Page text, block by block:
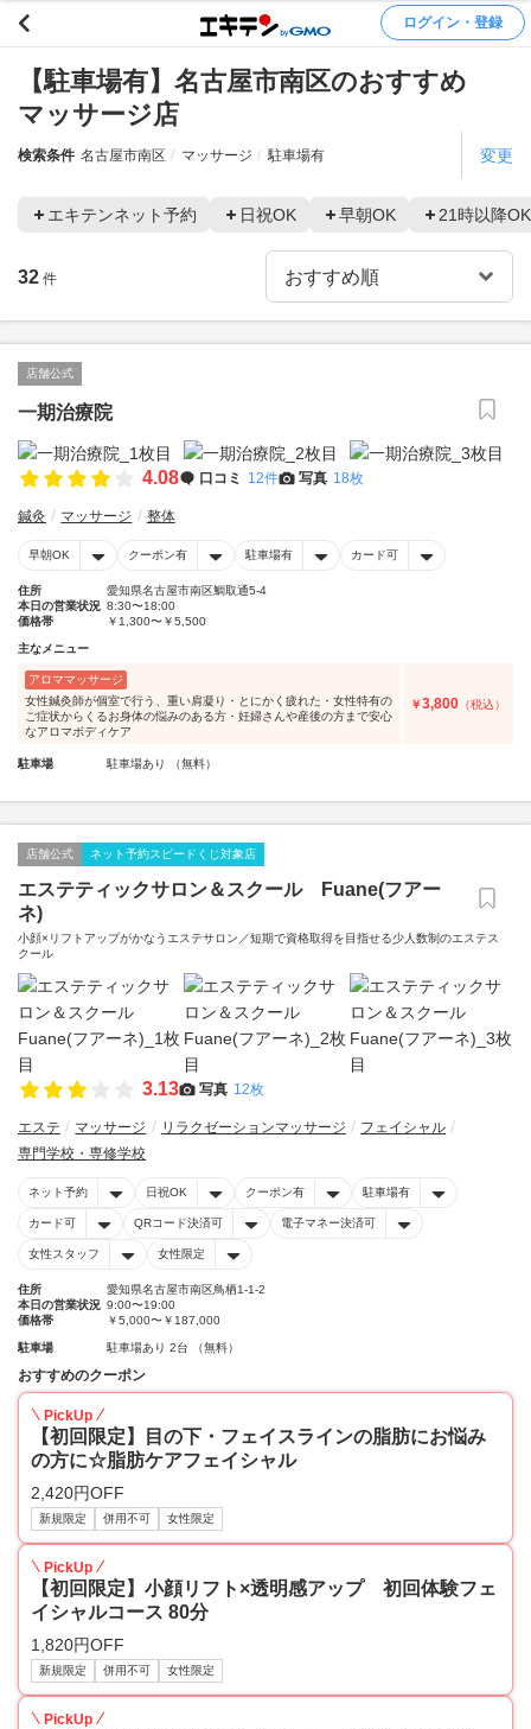
ログイン・登録
【駐車場有】名古屋市南区のおすすめ
マッサージ店
検索条件 名古屋市南区 マッサージ 駐車場有 変更
エキテンネット予約 日祝OK 早朝OK 21時以降OK
32 件
店舗公式
一期治療院
4.08 口コミ 12件 写真 18枚
鍼灸 マッサージ 整体
早朝OK クーポン有 駐車場有 カード可
住所
愛知県名古屋市南区鯛取通5-4
本日の営業状況 8:30〜18:00
価格帯
￥1,300〜￥5,500
主なメニュー
アロママッサージ
女性鍼灸師が個室で行う、重い肩凝り・とにかく疲れた・女性特有の
ご症状からくるお身体の悩みのある方・妊婦さんや産後の方まで安心
なアロマボディケア
￥3,800 （税込）
駐車場 駐車場あり （無料）
店舗公式 ネット予約スピードくじ対象店
エステティックサロン＆スクール Fuane(フアー
ネ)
小顔×リフトアップがかなうエステサロン／短期で資格取得を目指せる少人数制のエステス
クール
3.13 写真 12枚
エステ マッサージ リラクゼーションマッサージ
フェイシャル
専門学校・専修学校
ネット予約 日祝OK クーポン有 駐車場有
カード可 QRコード決済可 電子マネー決済可
女性スタッフ 女性限定
住所
愛知県名古屋市南区鳥栖1-1-2
本日の営業状況 9:00〜19:00
価格帯
￥5,000〜￥187,000
駐車場 駐車場あり 2台 （無料）
おすすめのクーポン
PickUp
【初回限定】目の下・フェイスラインの脂肪にお悩み
の方に☆脂肪ケアフェイシャル
2,420円OFF
新規限定 併用不可 女性限定
PickUp
【初回限定】小顔リフト×透明感アップ 初回体験フェ
イシャルコース 80分
1,820円OFF
新規限定 併用不可 女性限定
PickUp